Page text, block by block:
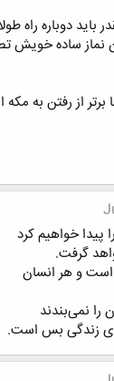
دوباره راه
نماز ساده خویش
از رفتن به
پیدا خواهیم کرد
گرفت.
و هر انسان
را نمی‌بندند
زندگی بس است.